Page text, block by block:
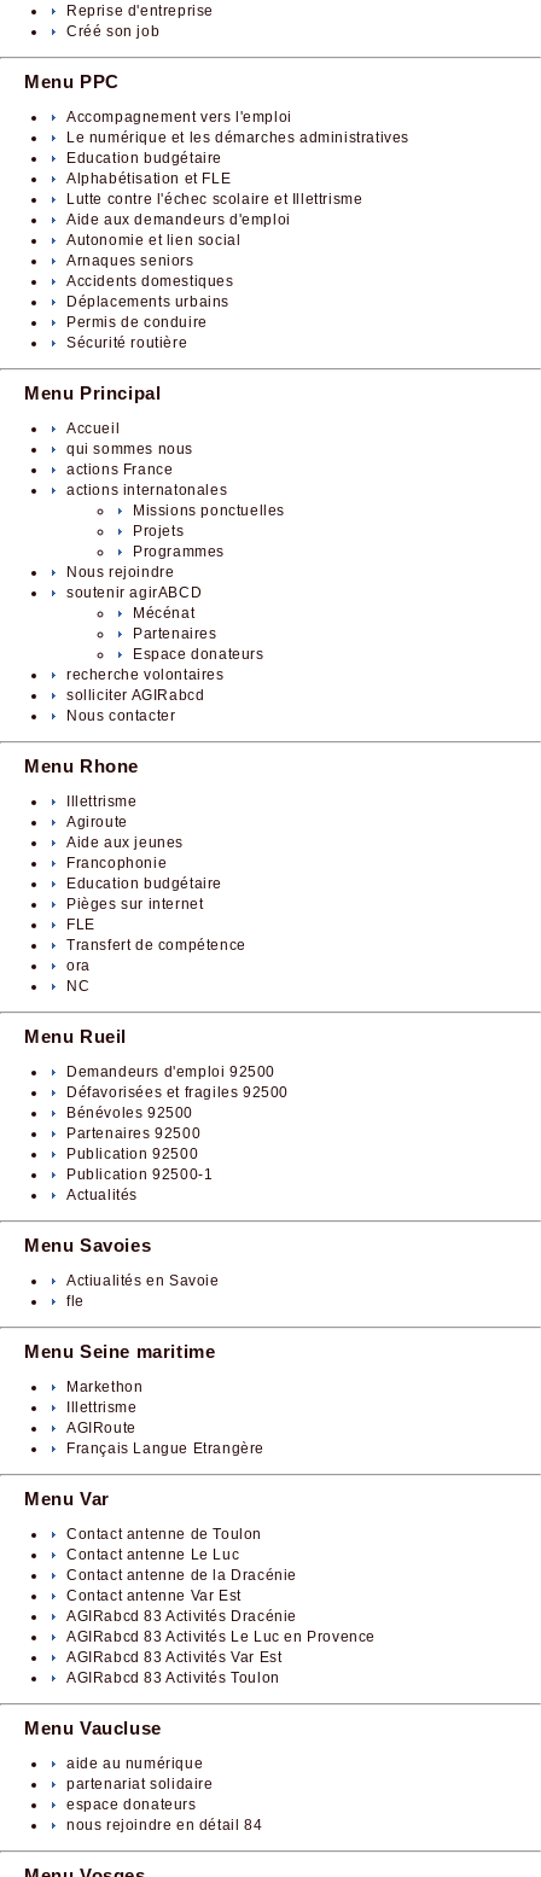
Reprise d'entreprise
Créé son job
Menu PPC
Accompagnement vers l'emploi
Le numérique et les démarches administratives
Education budgétaire
Alphabétisation et FLE
Lutte contre l'échec scolaire et Illettrisme
Aide aux demandeurs d'emploi
Autonomie et lien social
Arnaques seniors
Accidents domestiques
Déplacements urbains
Permis de conduire
Sécurité routière
Menu Principal
Accueil
qui sommes nous
actions France
actions internatonales
Missions ponctuelles
Projets
Programmes
Nous rejoindre
soutenir agirABCD
Mécénat
Partenaires
Espace donateurs
recherche volontaires
solliciter AGIRabcd
Nous contacter
Menu Rhone
Illettrisme
Agiroute
Aide aux jeunes
Francophonie
Education budgétaire
Pièges sur internet
FLE
Transfert de compétence
ora
NC
Menu Rueil
Demandeurs d'emploi 92500
Défavorisées et fragiles 92500
Bénévoles 92500
Partenaires 92500
Publication 92500
Publication 92500-1
Actualités
Menu Savoies
Actiualités en Savoie
fle
Menu Seine maritime
Markethon
Illettrisme
AGIRoute
Français Langue Etrangère
Menu Var
Contact antenne de Toulon
Contact antenne Le Luc
Contact antenne de la Dracénie
Contact antenne Var Est
AGIRabcd 83 Activités Dracénie
AGIRabcd 83 Activités Le Luc en Provence
AGIRabcd 83 Activités Var Est
AGIRabcd 83 Activités Toulon
Menu Vaucluse
aide au numérique
partenariat solidaire
espace donateurs
nous rejoindre en détail 84